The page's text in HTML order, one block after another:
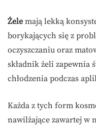
Żele mają lekką
borykających się z
oczyszczaniu oraz
składnik żeli zapewnia
chłodzenia podczas
Każda z tych form
nawilżające zawartej w